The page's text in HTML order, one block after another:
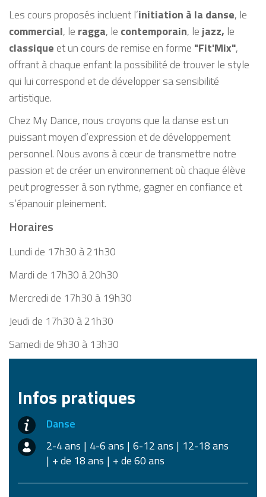
Les cours proposés incluent l’initiation à la danse, le
commercial, le ragga, le contemporain, lejazz, le
classique et un cours de remise en forme "Fit'Mix",
offrant à chaque enfant la possibilité de trouver le style
qui lui correspond et de développer sa sensibilité
artistique.
Chez My Dance, nous croyons que la danse est un
puissant moyen d’expression et de développement
personnel. Nous avons à cœur de transmettre notre
passion et de créer un environnement où chaque élève
peut progresser à son rythme, gagner en confiance et
s’épanouir pleinement.
Horaires
Lundi de 17h30 à 21h30
Mardi de 17h30 à 20h30
Mercredi de 17h30 à 19h30
Jeudi de 17h30 à 21h30
Samedi de 9h30 à 13h30
Infos pratiques
Danse
2-4 ans
4-6 ans 6-12 ans
12-18 ans
+ de 18 ans
+ de 60 ans